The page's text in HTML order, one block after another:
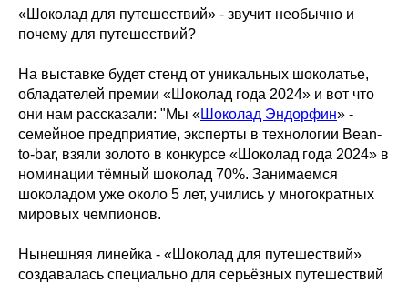
«Шоколад для путешествий» - звучит необычно и
почему для путешествий?
На выставке будет стенд от уникальных шоколатье,
обладателей премии «Шоколад года 2024» и вот что
они нам рассказали: "Мы «Шоколад Эндорфин» -
семейное предприятие, эксперты в технологии Bean-
to-bar, взяли золото в конкурсе «Шоколад года 2024» в
номинации тёмный шоколад 70%. Занимаемся
шоколадом уже около 5 лет, учились у многократных
мировых чемпионов.
Нынешняя линейка - «Шоколад для путешествий»
создавалась специально для серьёзных путешествий